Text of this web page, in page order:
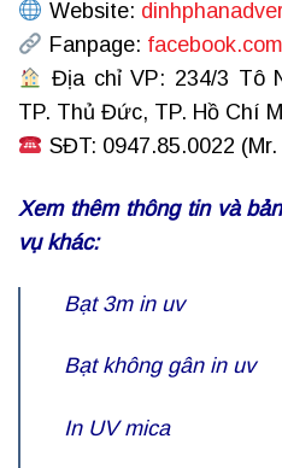
Website:
Fanpage:
Địa chỉ VP: 234/3 Tô
TP. Thủ Đức, TP. Hồ Chí
SĐT: 0947.85.0022 (Mr.
Xem thêm thông tin và
vụ khác:
Bạt 3m in uv
Bạt không gân in uv
In UV mica